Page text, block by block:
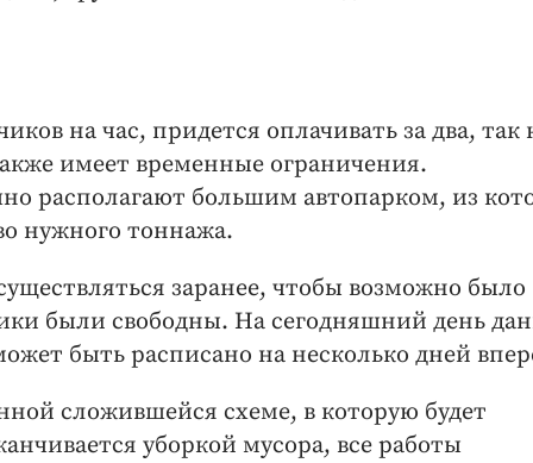
на час, придется оплачивать за два, так
имеет временные ограничения.
располагают большим автопарком, из
нужного тоннажа.
заранее, чтобы возможно было
были свободны. На сегодняшний день
быть расписано на несколько дней
сложившейся схеме, в которую будет
уборкой мусора, все работы